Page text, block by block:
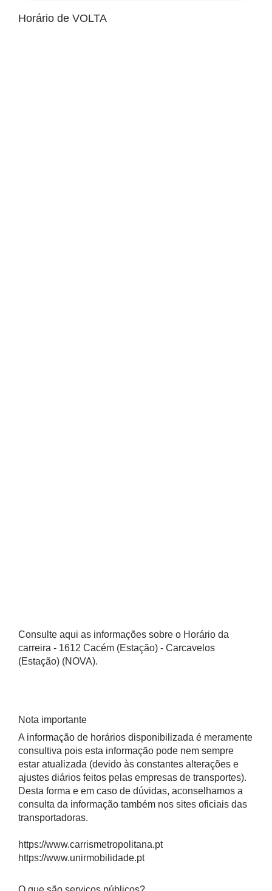
Horário de VOLTA
Consulte aqui as informações sobre o Horário da
carreira - 1612 Cacém (Estação) - Carcavelos
(Estação) (NOVA).
Nota importante
A informação de horários disponibilizada é meramente
consultiva pois esta informação pode nem sempre
estar atualizada (devido às constantes alterações e
ajustes diários feitos pelas empresas de transportes).
Desta forma e em caso de dúvidas, aconselhamos a
consulta da informação também nos sites oficiais das
transportadoras.
https://www.carrismetropolitana.pt
https://www.unirmobilidade.pt